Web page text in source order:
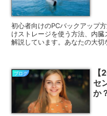
初心者向けのPCバックアップ
けストレージを使う方法、内
解説しています。あなたの大切
ブログ
セ
か